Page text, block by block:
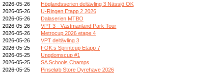
2026-05-26
Höglandsserien deltävling 3 Nässjö OK
2026-05-26
U-Ringen Etapp 2 2026
2026-05-26
Dalaserien MTBO
2026-05-26
VPT 3 - Västmanland Park Tour
2026-05-26
Metrocup 2026 etape 4
2026-05-26
VPT deltävling 3
2026-05-25
FOK:s Sprintcup Etapp 7
2026-05-25
Ungdomscup #1
2026-05-25
SA Schools Champs
2026-05-25
Pinseløb Store Dyrehave 2026